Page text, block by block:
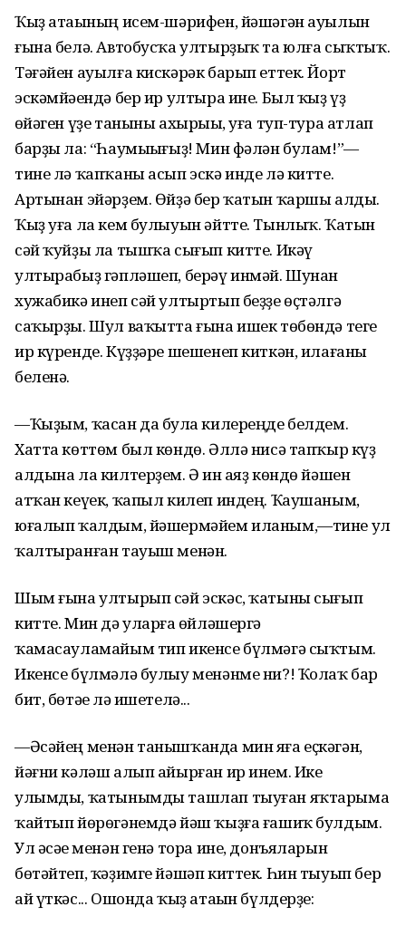
Ҡыҙ атаһының исем-шәрифен, йәшәгән ауылын
ғына белә. Автобусҡа ултырҙыҡ та юлға сыҡтыҡ.
Тәғәйен ауылға кискәрәк барып еттек. Йорт
эскәмйәһендә бер ир ултыра ине. Был ҡыҙ үҙ
һөйәген үҙе таныны ахырыһы, уға туп-тура атлап
барҙы ла: “Һаумыһығыҙ! Мин фәлән булам!”—
тине лә ҡапҡаны асып эскә инде лә китте.
Артынан эйәрҙем. Өйҙә бер ҡатын ҡаршы алды.
Ҡыҙ уға ла кем булыуын әйтте. Тынлыҡ. Ҡатын
сәй ҡуйҙы ла тышҡа сығып китте. Икәү
ултырабыҙ гәпләшеп, берәү инмәй. Шунан
хужабикә инеп сәй ултыртып беҙҙе өҫтәлгә
саҡырҙы. Шул ваҡытта ғына ишек төбөндә теге
ир күренде. Күҙҙәре шешенеп киткән, илағаны
беленә.
—Ҡыҙым, ҡасан да булһа килереңде белдем.
Хатта көттөм был көндө. Әллә нисә тапҡыр күҙ
алдына ла килтерҙем. Ә һин аяҙ көндө йәшен
атҡан кеүек, ҡапыл килеп индең. Ҡаушаным,
юғалып ҡалдым, йәшермәйем иланым,—тине ул
ҡалтыранған тауыш менән.
Шым ғына ултырып сәй эскәс, ҡатыны сығып
китте. Мин дә уларға һөйләшергә
ҡамасауламайым тип икенсе бүлмәгә сыҡтым.
Икенсе бүлмәлә булыу менәнме ни?! Ҡолаҡ бар
бит, бөтәһе лә ишетелә...
—Әсәйең менән танышҡанда мин яға еҫкәгән,
йәғни кәләш алып айырған ир инем. Ике
улымды, ҡатынымды ташлап тыуған яҡтарыма
ҡайтып йөрөгәнемдә йәш ҡыҙға ғашиҡ булдым.
Ул әсәһе менән генә тора ине, донъяларын
бөтәйтеп, ҡәҙимге йәшәп киттек. Һин тыуып бер
ай үткәс... Ошонда ҡыҙ атаһын бүлдерҙе: